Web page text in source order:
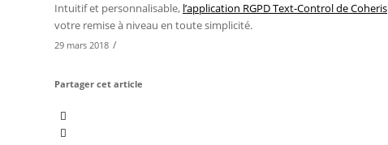
Intuitif et personnalisable, l’application RGPD Text-Control de Coheris
votre remise à niveau en toute simplicité.
29 mars 2018 /
Partager cet article